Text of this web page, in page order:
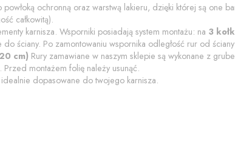
ochronną oraz warstwą lakieru, dzięki której są one
całkowitą).
karnisza. Wsporniki posiadają system montażu: na 3
do ściany. Po zamontowaniu wspornika odległość rur od
cm) Rury zamawiane w naszym sklepie są wykonane z
montażem folię należy usunąć.
idealnie dopasowane do twojego karnisza.